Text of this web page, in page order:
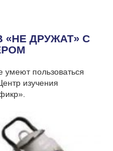
«НЕ ДРУЖАТ» С
умеют пользоваться
изучения